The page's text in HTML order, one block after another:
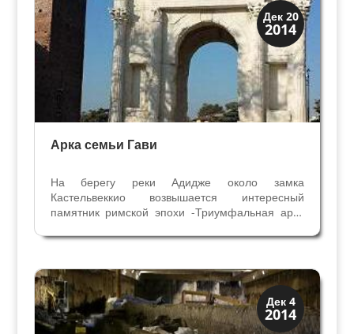
Дек 20
2014
Верона
Посмотрите в Вероне
Арка семьи Гави
На берегу реки Адидже около замка
Кастельвеккио возвышается интересный
памятник римской эпохи -Триумфальная арка
на древней дороге Постумия арка находилась
Сейчас о её старом...
Дек 4
2014
История
Открытия